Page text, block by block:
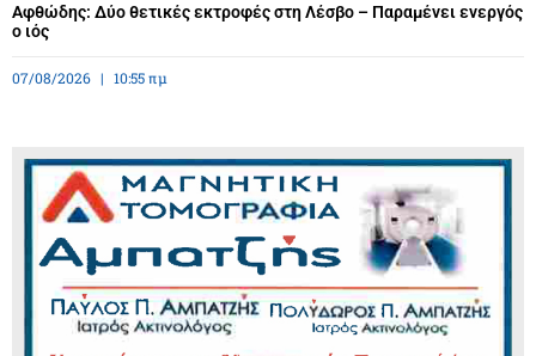
Αφθώδης: Δύο θετικές εκτροφές στη Λέσβο – Παραμένει ενεργός
ο ιός
07/08/2026 10:55 πμ